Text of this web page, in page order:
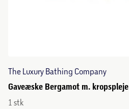
The Luxury Bathing Company
Gaveæske Bergamot m. kropspleje
1 stk